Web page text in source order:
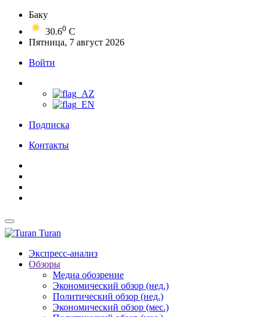
Баку
30.60 C
Пятница, 7 август 2026
Войти
Подписка
Контакты
Turan
Экспресс-анализ
Обзоры
Медиа обозрение
Экономический обзор (нед.)
Политический обзор (нед.)
Экономический обзор (мес.)